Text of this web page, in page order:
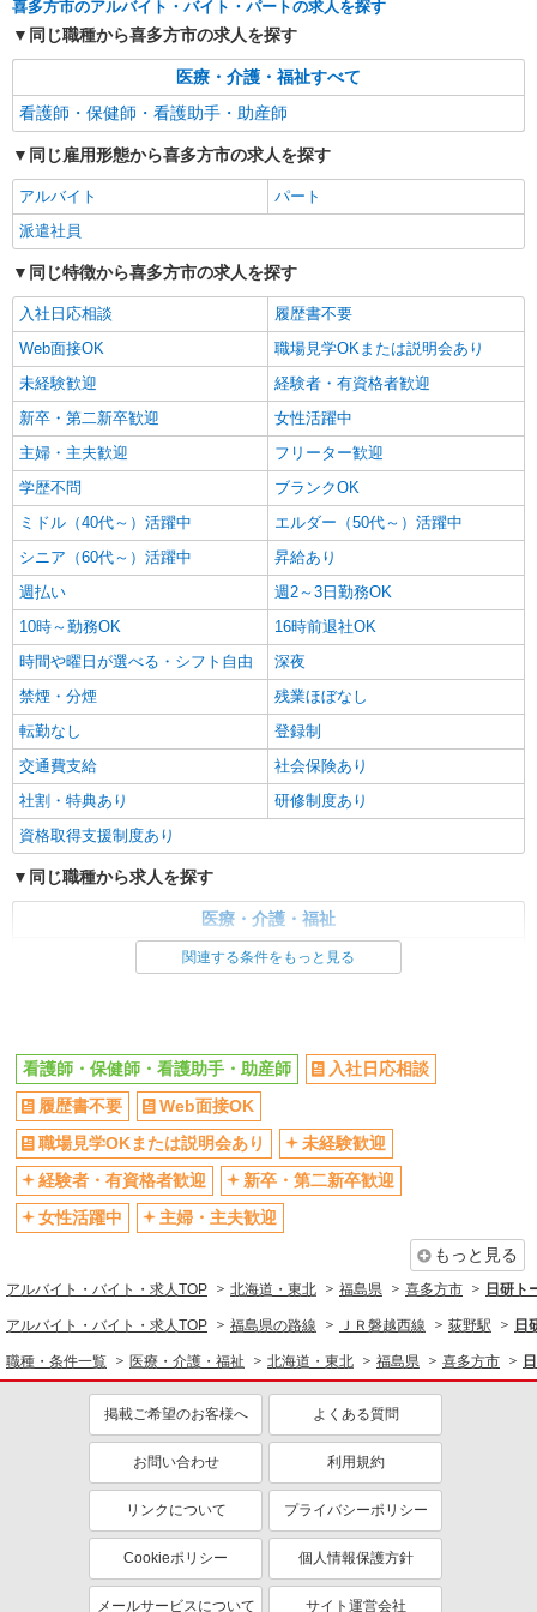
喜多方市のアルバイト・バイト・パートの求人を探す
同じ職種から喜多方市の求人を探す
医療・介護・福祉すべて
看護師・保健師・看護助手・助産師
同じ雇用形態から喜多方市の求人を探す
アルバイト
パート
派遣社員
同じ特徴から喜多方市の求人を探す
入社日応相談
履歴書不要
Web面接OK
職場見学OKまたは説明会あり
未経験歓迎
経験者・有資格者歓迎
新卒・第二新卒歓迎
女性活躍中
主婦・主夫歓迎
フリーター歓迎
学歴不問
ブランクOK
ミドル（40代～）活躍中
エルダー（50代～）活躍中
シニア（60代～）活躍中
昇給あり
週払い
週2～3日勤務OK
10時～勤務OK
16時前退社OK
時間や曜日が選べる・シフト自由
深夜
禁煙・分煙
残業ほぼなし
転勤なし
登録制
交通費支給
社会保険あり
社割・特典あり
研修制度あり
資格取得支援制度あり
同じ職種から求人を探す
医療・介護・福祉
看護師・保健師・看護助手・助産師
週2～3日勤務OK
深夜
交通費支給
関連する条件をもっと見る
看護師・保健師・看護助手・助産師
入社日応相談
履歴書不要
Web面接OK
職場見学OKまたは説明会あり
未経験歓迎
経験者・有資格者歓迎
新卒・第二新卒歓迎
女性活躍中
主婦・主夫歓迎
もっと見る
アルバイト・バイト・求人TOP 北海道・東北 福島県 喜多方市 日研ト
アルバイト・バイト・求人TOP 福島県の路線 ＪＲ磐越西線 荻野駅 日
職種・条件一覧 医療・介護・福祉 北海道・東北 福島県 喜多方市
掲載ご希望のお客様へ よくある質問
お問い合わせ 利用規約
リンクについて プライバシーポリシー
Cookieポリシー 個人情報保護方針
メールサービスについて サイト運営会社